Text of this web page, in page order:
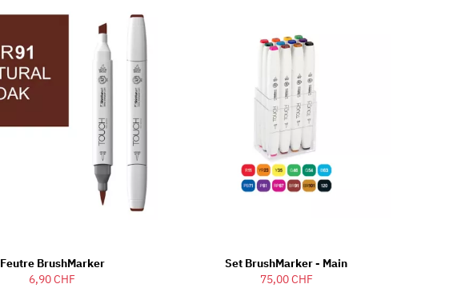
Feutre BrushMarker
6,90 CHF
Set BrushMarker - Main
75,00 CHF